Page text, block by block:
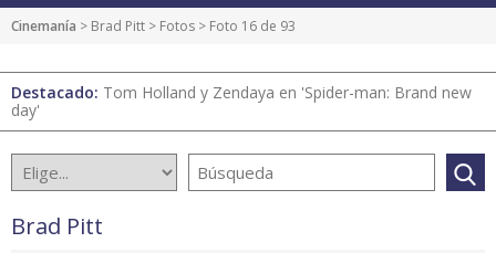
Cinemanía > Brad Pitt > Fotos > Foto 16 de 93
Destacado: Tom Holland y Zendaya en 'Spider-man: Brand new
day'
Brad Pitt